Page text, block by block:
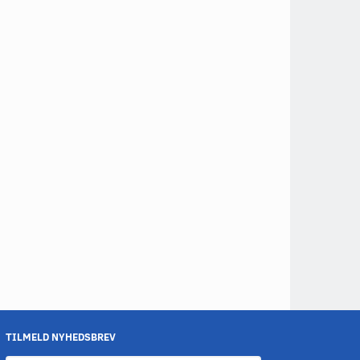
TILMELD NYHEDSBREV